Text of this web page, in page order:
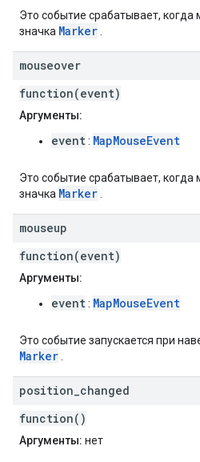
Это событие срабатывает,
значка Marker
mouseover
function(event)
Аргументы:
event: MapMouseEvent
Это событие срабатывает,
значка Marker
mouseup
function(event)
Аргументы:
event: MapMouseEvent
Это событие запускается при
Marker
position changed
function()
Аргументы: нет